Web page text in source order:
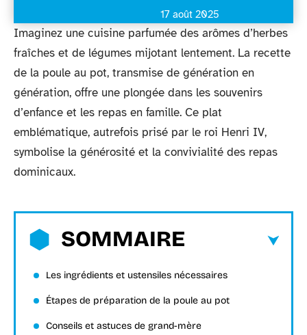
17 août 2025
Imaginez une cuisine parfumée des arômes d’herbes
fraîches et de légumes mijotant lentement. La recette
de la poule au pot, transmise de génération en
génération, offre une plongée dans les souvenirs
d’enfance et les repas en famille. Ce plat
emblématique, autrefois prisé par le roi Henri IV,
symbolise la générosité et la convivialité des repas
dominicaux.
SOMMAIRE
Les ingrédients et ustensiles nécessaires
Étapes de préparation de la poule au pot
Conseils et astuces de grand-mère